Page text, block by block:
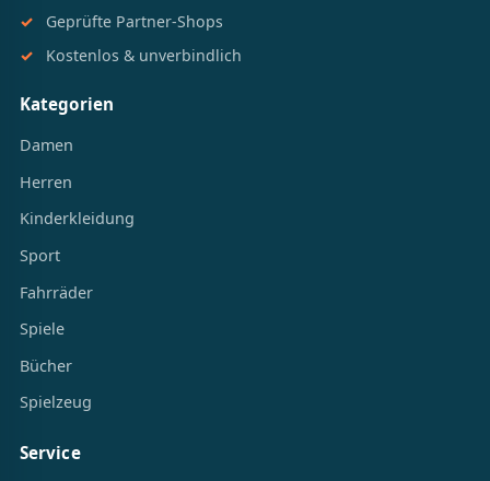
Geprüfte Partner-Shops
Kostenlos & unverbindlich
Kategorien
Damen
Herren
Kinderkleidung
Sport
Fahrräder
Spiele
Bücher
Spielzeug
Service